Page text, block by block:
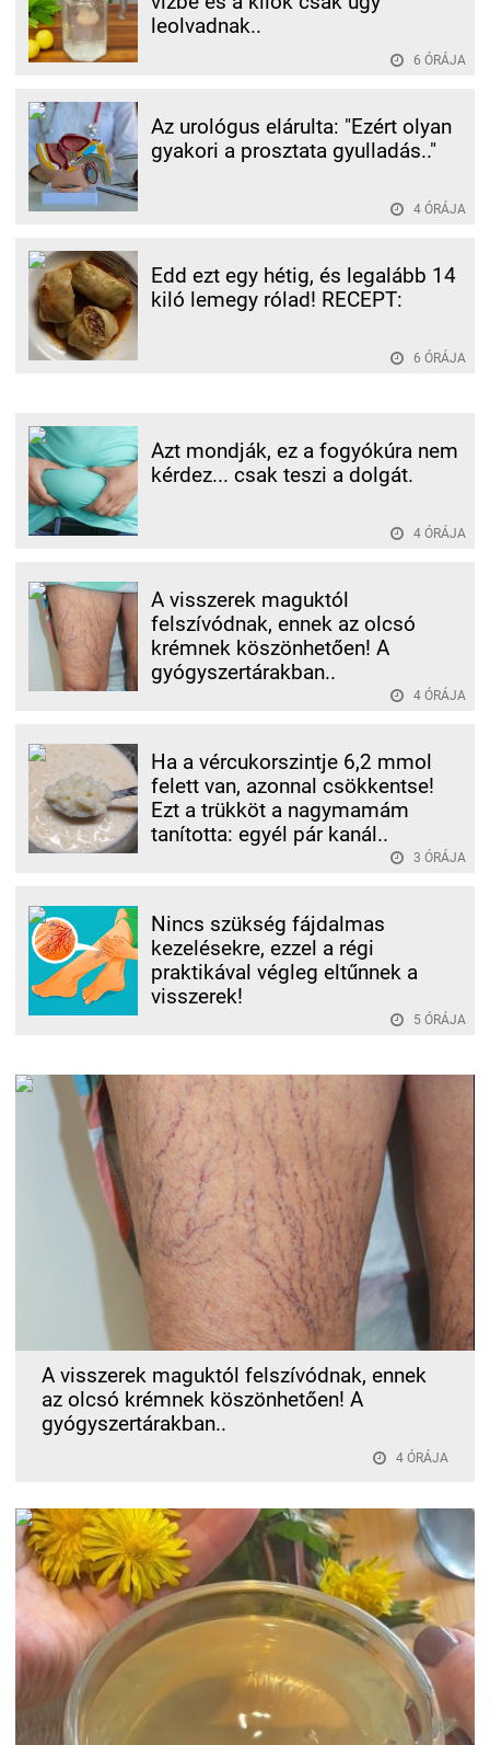
leolvadnak..
6 ÓRÁJA
Az urológus elárulta: "Ezért olyan
gyakori a prosztata gyulladás.."
4 ÓRÁJA
Edd ezt egy hétig, és legalább 14
kiló lemegy rólad! RECEPT:
6 ÓRÁJA
Azt mondják, ez a fogyókúra nem
kérdez... csak teszi a dolgát.
4 ÓRÁJA
A visszerek maguktól
felszívódnak, ennek az olcsó
krémnek köszönhetően! A
gyógyszertárakban..
4 ÓRÁJA
Ha a vércukorszintje 6,2 mmol
felett van, azonnal csökkentse!
Ezt a trükköt a nagymamám
tanította: egyél pár kanál..
3 ÓRÁJA
Nincs szükség fájdalmas
kezelésekre, ezzel a régi
praktikával végleg eltűnnek a
visszerek!
5 ÓRÁJA
A visszerek maguktól felszívódnak, ennek
az olcsó krémnek köszönhetően! A
gyógyszertárakban..
4 ÓRÁJA